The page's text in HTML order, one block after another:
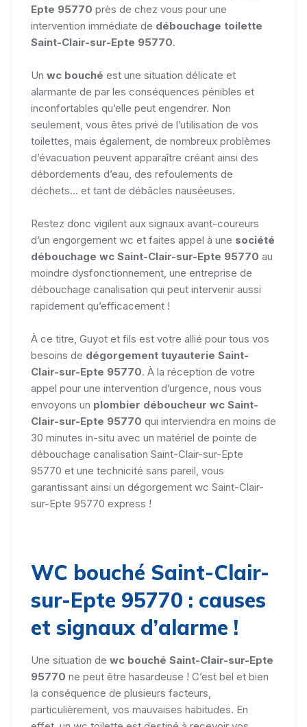
Epte 95770 près de chez vous pour une
intervention immédiate de débouchage toilette
Saint-Clair-sur-Epte 95770.
Un wc bouché est une situation délicate et
alarmante de par les conséquences pénibles et
inconfortables qu’elle peut engendrer. Non
seulement, vous êtes privé de l’utilisation de vos
toilettes, mais également, de nombreux problèmes
d’évacuation peuvent apparaître créant ainsi des
débordements d’eau, des refoulements de
déchets... et tant de débâcles nauséeuses.
Restez donc vigilent aux signaux avant-coureurs
d’un engorgement wc et faites appel à une société
débouchage wc Saint-Clair-sur-Epte 95770 au
moindre dysfonctionnement, une entreprise de
débouchage canalisation qui peut intervenir aussi
rapidement qu’efficacement !
À ce titre, Guyot et fils est votre allié pour tous vos
besoins de dégorgement tuyauterie Saint-
Clair-sur-Epte 95770. À la réception de votre
appel pour une intervention d’urgence, nous vous
envoyons un plombier déboucheur wc Saint-
Clair-sur-Epte 95770 qui interviendra en moins de
30 minutes in-situ avec un matériel de pointe de
débouchage canalisation Saint-Clair-sur-Epte
95770 et une technicité sans pareil, vous
garantissant ainsi un dégorgement wc Saint-Clair-
sur-Epte 95770 express !
WC bouché Saint-Clair-
sur-Epte 95770 : causes
et signaux d’alarme !
Une situation de wc bouché Saint-Clair-sur-Epte
95770 ne peut être hasardeuse ! C’est bel et bien
la conséquence de plusieurs facteurs,
particulièrement, vos mauvaises habitudes. En